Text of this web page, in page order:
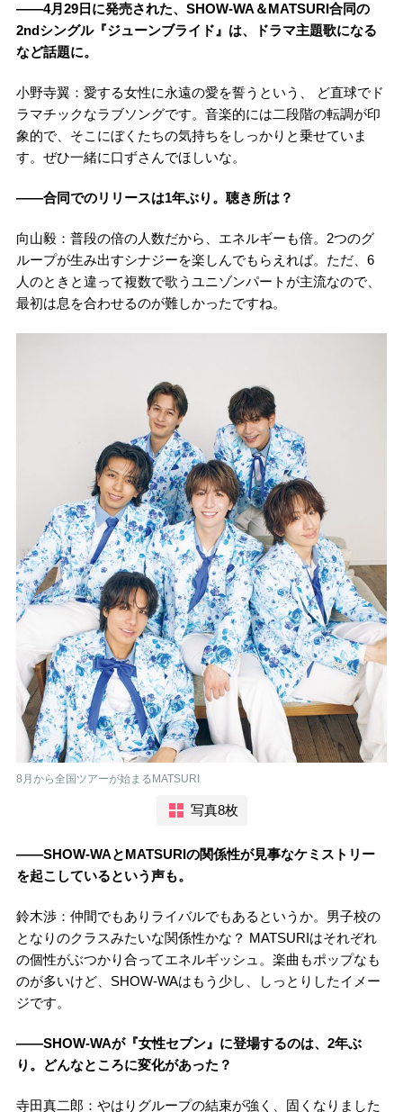
――4月29日に発売された、SHOW-WA＆MATSURI合同の
2ndシングル『ジューンブライド』は、ドラマ主題歌になる
など話題に。
小野寺翼：愛する女性に永遠の愛を誓うという、 ど直球でド
ラマチックなラブソングです。音楽的には二段階の転調が印
象的で、そこにぼくたちの気持ちをしっかりと乗せていま
す。ぜひ一緒に口ずさんでほしいな。
――合同でのリリースは1年ぶり。聴き所は？
向山毅：普段の倍の人数だから、エネルギーも倍。2つのグ
ループが生み出すシナジーを楽しんでもらえれば。ただ、6
人のときと違って複数で歌うユニゾンパートが主流なので、
最初は息を合わせるのが難しかったですね。
8月から全国ツアーが始まるMATSURI
写真8枚
――SHOW-WAとMATSURIの関係性が見事なケミストリー
を起こしているという声も。
鈴木渉：仲間でもありライバルでもあるというか。男子校の
となりのクラスみたいな関係性かな？ MATSURIはそれぞれ
の個性がぶつかり合ってエネルギッシュ。楽曲もポップなも
のが多いけど、SHOW-WAはもう少し、しっとりしたイメー
ジです。
――SHOW-WAが『女性セブン』に登場するのは、2年ぶ
り。どんなところに変化があった？
寺田真二郎：やはりグループの結束が強く、固くなりました